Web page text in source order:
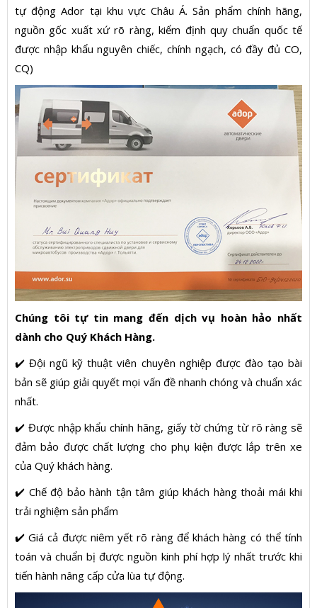
tự động Ador tại khu vực Châu Á. Sản phẩm chính hãng,
nguồn gốc xuất xứ rõ ràng, kiểm định quy chuẩn quốc tế
được nhập khẩu nguyên chiếc, chính ngạch, có đầy đủ CO,
CQ)
Chúng tôi tự tin mang đến dịch vụ hoàn hảo nhất
dành cho Quý Khách Hàng.
✔️ Đội ngũ kỹ thuật viên chuyên nghiệp được đào tạo bài
bản sẽ giúp giải quyết mọi vấn đề nhanh chóng và chuẩn xác
nhất.
✔️ Được nhập khẩu chính hãng, giấy tờ chứng từ rõ ràng sẽ
đảm bảo được chất lượng cho phụ kiện được lắp trên xe
của Quý khách hàng.
✔️ Chế độ bảo hành tận tâm giúp khách hàng thoải mái khi
trải nghiệm sản phẩm
✔️ Giá cả được niêm yết rõ ràng để khách hàng có thể tính
toán và chuẩn bị được nguồn kinh phí hợp lý nhất trước khi
tiến hành nâng cấp cửa lùa tự động.